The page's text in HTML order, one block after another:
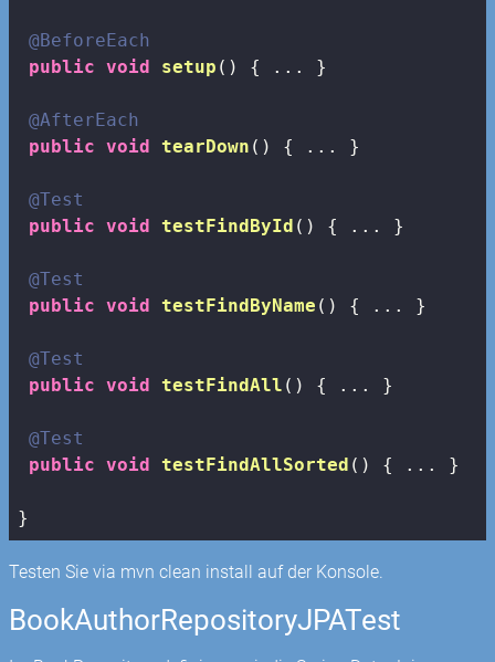
@BeforeEach
public void setup () { ... }
@AfterEach
public void tearDown () { ... }
@Test
public void testFindById () { ... }
@Test
public void testFindByName () { ... }
@Test
public void testFindAll () { ... }
@Test
public void testFindAllSorted () { ... }
}
Testen Sie via mvn clean install auf der Konsole.
BookAuthorRepositoryJPATest